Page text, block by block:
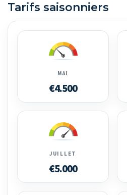
Tarifs saisonniers
MAI
€4.500
JUILLET
€5.000